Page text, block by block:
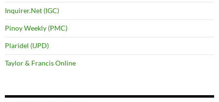
Inquirer.Net (IGC)
Pinoy Weekly (PMC)
Plaridel (UPD)
Taylor & Francis Online